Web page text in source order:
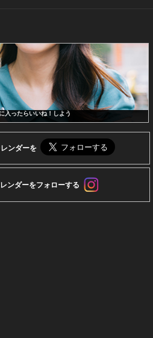
入ったらいいね！しよう
ンダーを
ンダーをフォローする